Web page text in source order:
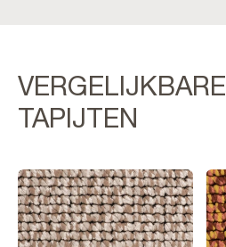
VERGELIJKBARE
TAPIJTEN